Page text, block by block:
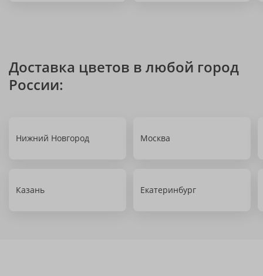
Доставка цветов в любой город
России:
Нижний Новгород Москва
Казань Екатеринбург